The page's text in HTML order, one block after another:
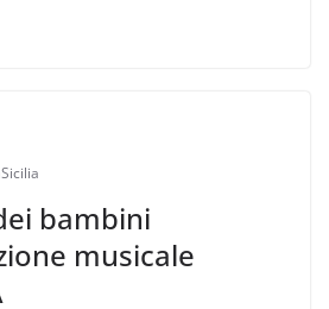
bambini
musicale